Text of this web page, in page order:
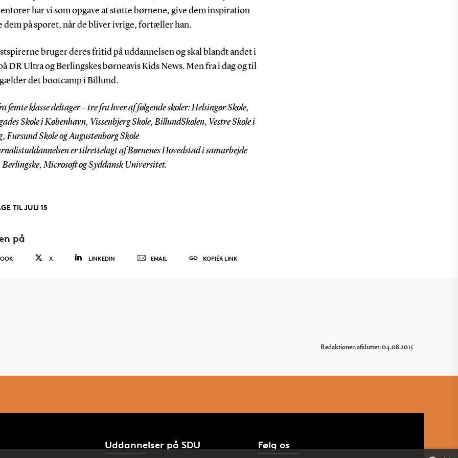
har vi som opgave at støtte børnene, give dem inspiration
dem på sporet, når de bliver ivrige, fortæller han.
bruger deres fritid på uddannelsen og skal blandt andet i
DR Ultra og Berlingskes børneavis Kids News. Men fra i dag og til
det bootcamp i Billund.
femte klasse deltager – tre fra hver af følgende skoler: Helsingør Skole,
Skole i København, Vissenbjerg Skole, BillundSkolen, Vestre Skole i
Fursund Skole og Augustenborg Skole
er tilrettelagt af Børnenes Hovedstad i samarbejde
Berlingske, Microsoft og Syddansk Universitet.
TIL JULI 15
på
X LINKEDIN EMAIL KOPIÉR LINK
Redaktionen afsluttet: 04.08.2015
Uddannelser på SDU Følg os